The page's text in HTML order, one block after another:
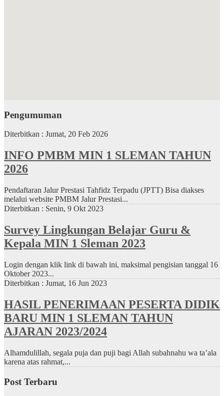
Pengumuman
Diterbitkan : Jumat, 20 Feb 2026
INFO PMBM MIN 1 SLEMAN TAHUN
2026
Pendaftaran Jalur Prestasi Tahfidz Terpadu (JPTT) Bisa diakses
melalui website PMBM Jalur Prestasi...
Diterbitkan : Senin, 9 Okt 2023
Survey Lingkungan Belajar Guru &
Kepala MIN 1 Sleman 2023
Login dengan klik link di bawah ini, maksimal pengisian tanggal 16
Oktober 2023...
Diterbitkan : Jumat, 16 Jun 2023
HASIL PENERIMAAN PESERTA DIDIK
BARU MIN 1 SLEMAN TAHUN
AJARAN 2023/2024
Alhamdulillah, segala puja dan puji bagi Allah subahnahu wa ta’ala
karena atas rahmat,...
Post Terbaru